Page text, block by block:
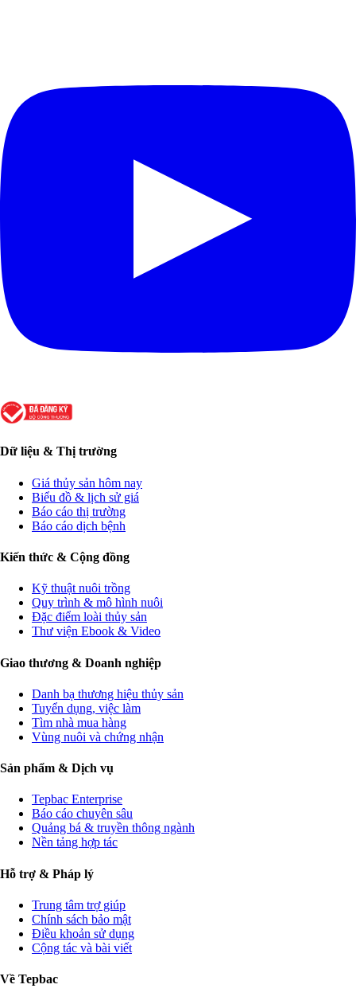
Dữ liệu & Thị trường
Giá thủy sản hôm nay
Biểu đồ & lịch sử giá
Báo cáo thị trường
Báo cáo dịch bệnh
Kiến thức & Cộng đồng
Kỹ thuật nuôi trồng
Quy trình & mô hình nuôi
Đặc điểm loài thủy sản
Thư viện Ebook & Video
Giao thương & Doanh nghiệp
Danh bạ thương hiệu thủy sản
Tuyển dụng, việc làm
Tìm nhà mua hàng
Vùng nuôi và chứng nhận
Sản phẩm & Dịch vụ
Tepbac Enterprise
Báo cáo chuyên sâu
Quảng bá & truyền thông ngành
Nền tảng hợp tác
Hỗ trợ & Pháp lý
Trung tâm trợ giúp
Chính sách bảo mật
Điều khoản sử dụng
Cộng tác và bài viết
Về Tepbac